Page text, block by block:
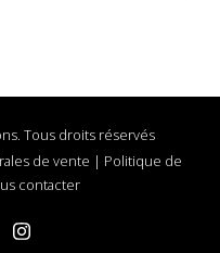
Tous droits réservés
de vente | Politique de
contacter